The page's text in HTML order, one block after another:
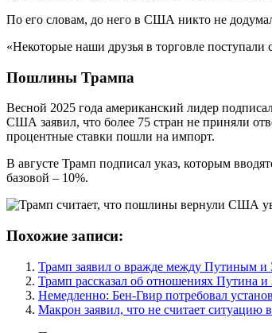
По его словам, до него в США никто не
«Некоторые наши друзья в торговле
Пошлины Трампа
Весной 2025 года американский лидер
США заявил, что более 75 стран не приняли
процентные ставки пошли на импорт.
В августе Трамп подписал указ, которым
базовой – 10%.
Похожие записи:
Трамп заявил о вражде между Путиным и
Трамп рассказал об отношениях Путина
Немедленно: Бен-Гвир потребовал
Макрон заявил, что не считает ситуацию